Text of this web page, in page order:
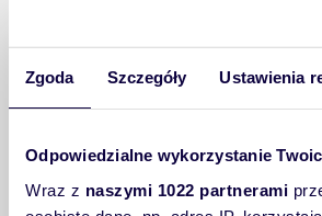
Zgoda Szczegóły Ustawienia
Odpowiedzialne wykorzystanie
Wraz z naszymi 1022 partnerami